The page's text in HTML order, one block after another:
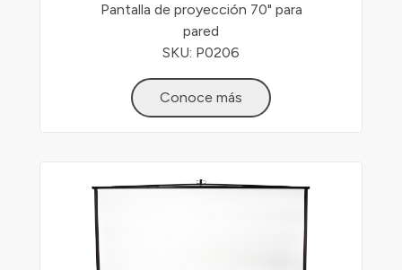
Pantalla de proyección 70" para
pared
SKU: P0206
Conoce más